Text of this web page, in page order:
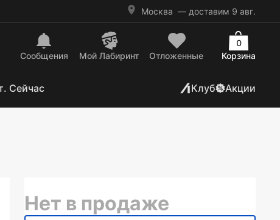
Москва — доставим 9 авг.
Сообщения Mой Лабиринт Отложенные Корзина
0
Сейчас Клуб Акции
Нет в продаже